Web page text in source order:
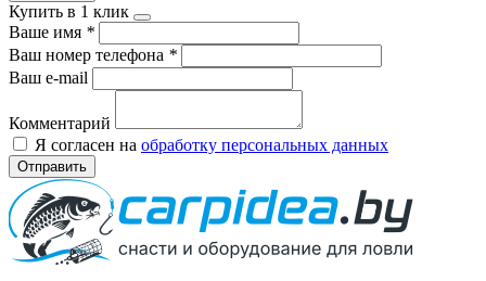
Купить в 1 клик
Ваше имя *
Ваш номер телефона *
Ваш e-mail
Комментарий
Я согласен на обработку персональных данных
Отправить